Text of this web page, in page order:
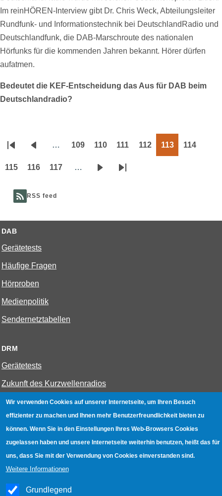
Im reinHÖREN-Interview gibt Dr. Chris Weck, Abteilungsleiter
Rundfunk- und Informationstechnik bei DeutschlandRadio und
Deutschlandfunk, die DAB-Marschroute des nationalen
Hörfunks für die kommenden Jahren bekannt. Hörer dürfen
aufatmen.
Bedeutet die KEF-Entscheidung das Aus für DAB beim
Deutschlandradio?
Seitennummerierung
Erste
Seite
Vorherige
Seite
… 109 110 111 112 113 114
115 116 117 …
NächsteLetzte
RSS feed
DAB
Gerätetests
Häufige Fragen
Hörproben
Medienpolitik
Sendernetztabellen
DRM
Gerätetests
Zukunft des Kurzwellenradios
W-LAN
Bestenliste
Geräte mit Aufnahmefunktion
Gerätetests
Hotspot absichern
Wir verwenden Cookies auf unserer Internetseite, um Ihren Besuch
effizienter zu machen und Ihnen mehr Benutzerfreundlichkeit bieten zu
können. Wenn Sie in den Einstellungen Ihres Web-Browsers Cookies
zugelassen haben und unsere Internetseite weiterhin benutzen, heißt das für
uns, dass Sie mit der Verwendung von Cookies einverstanden sind.
Weitere Informationen
Grundlegend